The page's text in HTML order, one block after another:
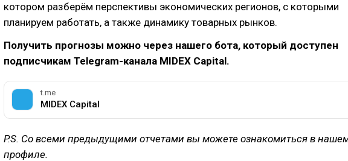
котором разберём перспективы экономических регионов, с которыми
планируем работать, а также динамику товарных рынков.
Получить прогнозы можно через нашего бота, который доступен
подписчикам Telegram-канала MIDEX Capital.
t.me
MIDEX Capital
P.S. Со всеми предыдущими отчетами вы можете ознакомиться в
профиле.